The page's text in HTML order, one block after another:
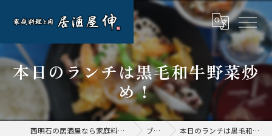
本日のランチは黒毛和牛野菜炒
め！
西明石の居酒屋なら家庭料理と肉 居酒屋 伸 ブログ 本日のランチは黒毛和牛野菜炒め！